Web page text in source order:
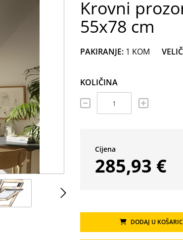
Krovni
55x78 cm
PAKIRANJE: 1 KOM
KOLIČINA
Cijena
285,93 €
DODAJ U
M